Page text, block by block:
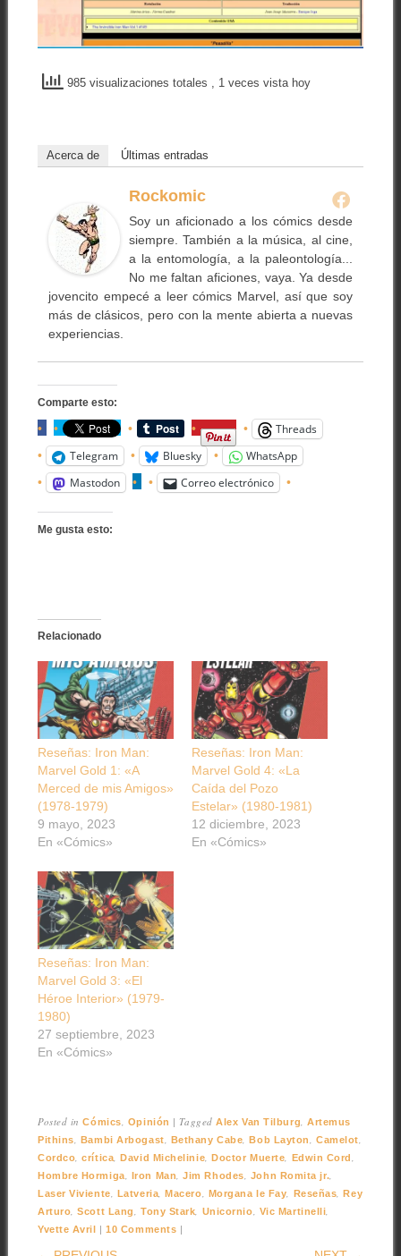
985 visualizaciones totales , 1 veces vista hoy
Acerca de Últimas entradas
Rockomic
Soy un aficionado a los cómics desde
siempre. También a la música, al cine,
a la entomología, a la paleontología...
No me faltan aficiones, vaya. Ya desde
jovencito empecé a leer cómics Marvel, así que soy
más de clásicos, pero con la mente abierta a nuevas
experiencias.
Comparte esto:
Threads
Telegram
Bluesky
WhatsApp
Mastodon
Correo electrónico
Me gusta esto:
Relacionado
Reseñas: Iron Man:
Marvel Gold 1: «A
Merced de mis Amigos»
(1978-1979)
9 mayo, 2023
En «Cómics»
Reseñas: Iron Man:
Marvel Gold 4: «La
Caída del Pozo
Estelar» (1980-1981)
12 diciembre, 2023
En «Cómics»
Reseñas: Iron Man:
Marvel Gold 3: «El
Héroe Interior» (1979-
1980)
27 septiembre, 2023
En «Cómics»
Posted inCómics, Opinión |TaggedAlex Van Tilburg,Artemus
Pithins, Bambi Arbogast, Bethany Cabe,Bob Layton,Camelot,
Cordco,crítica,David Michelinie,Doctor Muerte, Edwin Cord,
Hombre Hormiga, Iron Man,Jim Rhodes, John Romita jr.,
Laser Viviente, Latveria,Macero, Morgana le Fay, Reseñas,Rey
Arturo,Scott Lang, Tony Stark, Unicornio, Vic Martinelli,
Yvette Avril |10 Comments |